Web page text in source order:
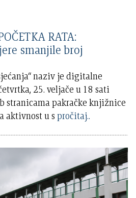
RATA:
smanjile broj
naziv je digitalne
25. veljače u 18 sati
stranicama pakračke knjižnice
aktivnost u spročitaj..